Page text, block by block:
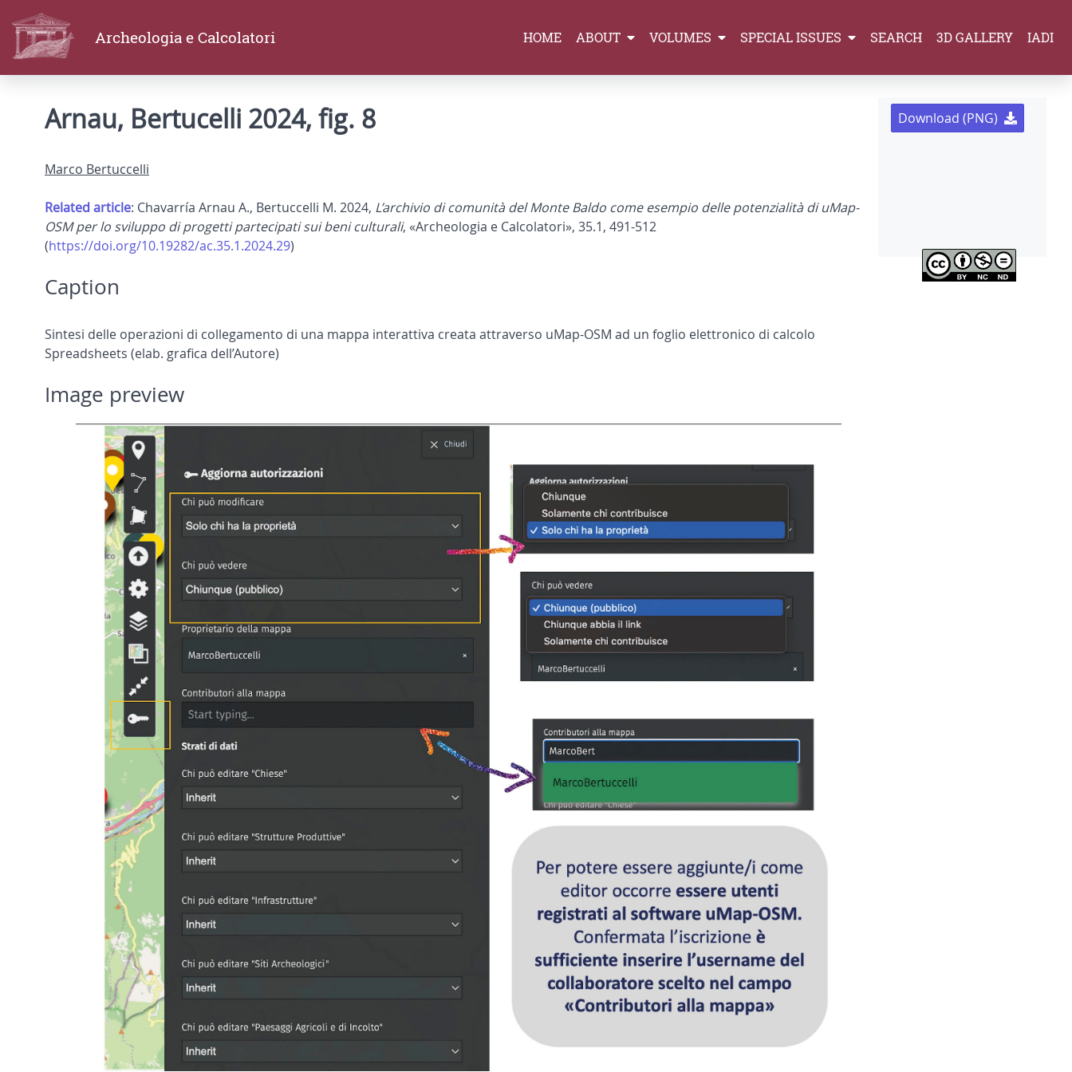
Archeologia e Calcolatori HOME ABOUT VOLUMES SPECIAL ISSUES SEARCH 3D GALLERY IADI
Arnau, Bertucelli 2024, fig. 8
Marco Bertuccelli
Related article: Chavarría Arnau A., Bertuccelli M. 2024, L’archivio di comunità del Monte Baldo come esempio delle potenzialità di uMap-
OSM per lo sviluppo di progetti partecipati sui beni culturali, «Archeologia e Calcolatori», 35.1, 491-512
(https://doi.org/10.19282/ac.35.1.2024.29)
Caption
Sintesi delle operazioni di collegamento di una mappa interattiva creata attraverso uMap-OSM ad un foglio elettronico di calcolo
Spreadsheets (elab. grafica dell’Autore)
Image preview
Download (PNG)